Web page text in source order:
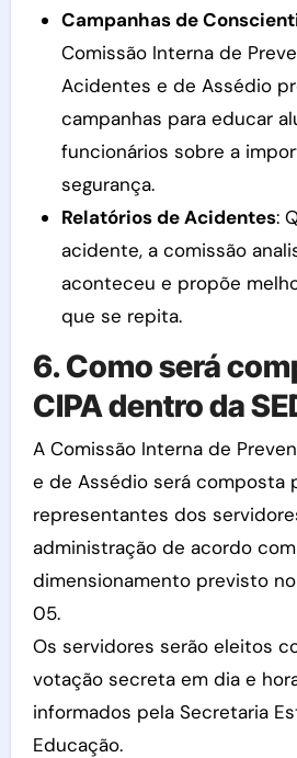
Campanhas de
Comissão Interna de
Acidentes e de Assédio
campanhas para educar
funcionários sobre a
segurança.
Relatórios de Acidentes:
acidente, a comissão
aconteceu e propõe
que se repita.
6. Como será
CIPA dentro da
A Comissão Interna de
e de Assédio será composta
representantes dos
administração de acordo com
dimensionamento previsto no
05.
Os servidores serão eleitos
votação secreta em dia e
informados pela Secretaria
Educação.